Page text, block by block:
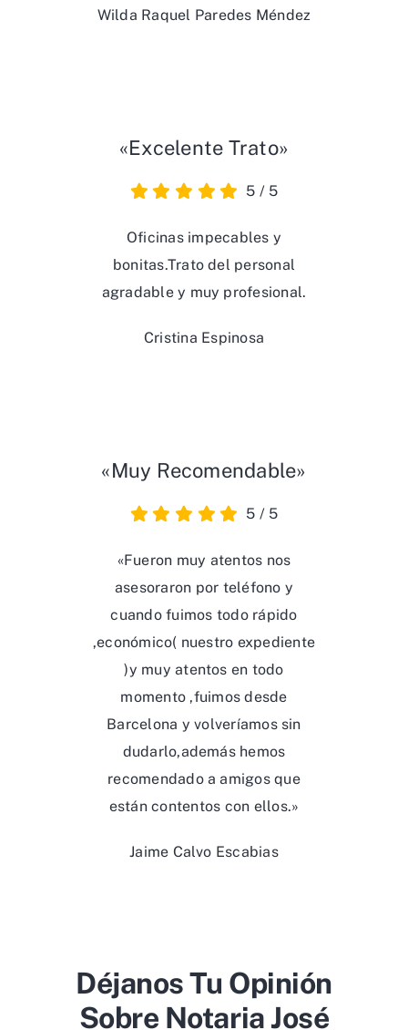
Wilda Raquel Paredes Méndez
«Excelente Trato»
5 / 5
Oficinas impecables y
bonitas.Trato del personal
agradable y muy profesional.
Cristina Espinosa
«Muy Recomendable»
5 / 5
«Fueron muy atentos nos
asesoraron por teléfono y
cuando fuimos todo rápido
,económico( nuestro expediente
)y muy atentos en todo
momento ,fuimos desde
Barcelona y volveríamos sin
dudarlo,además hemos
recomendado a amigos que
están contentos con ellos.»
Jaime Calvo Escabias
Déjanos Tu Opinión
Sobre Notaria José